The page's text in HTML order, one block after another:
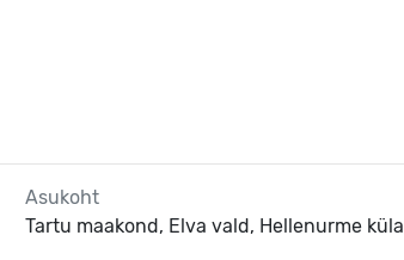
Asukoht
Tartu maakond, Elva vald, Hellenurme küla